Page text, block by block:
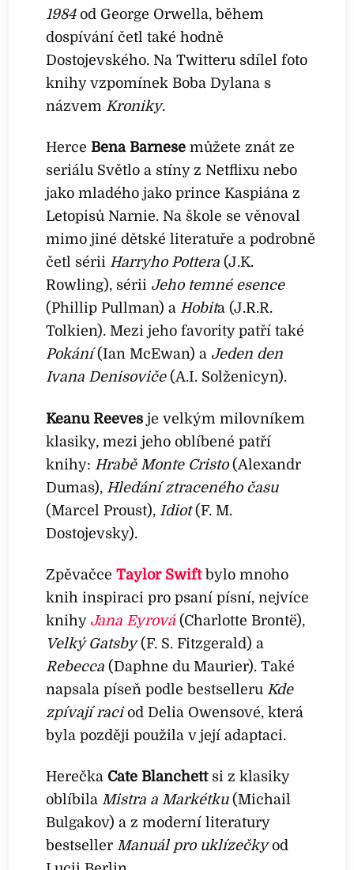
1984od George Orwella, během
dospívání četl také hodně
Dostojevského. Na Twitteru sdílel foto
knihy vzpomínek Boba Dylana s
názvem Kroniky.
HerceBena Barnese můžete znát ze
seriálu Světlo a stíny z Netflixu nebo
jako mladého jako prince Kaspiána z
Letopisů Narnie. Na škole se věnoval
mimo jiné dětské literatuře a podrobně
četl sérii Harryho Pottera (J.K.
Rowling), sérii Jeho temné esence
(Phillip Pullman) a Hobita (J.R.R.
Tolkien). Mezi jeho favority patří také
Pokání(Ian McEwan) a Jeden den
Ivana Denisoviče(A.I. Solženicyn).
Keanu Reeves je velkým milovníkem
klasiky, mezi jeho oblíbené patří
knihy: Hrabě Monte Cristo(Alexandr
Dumas), Hledání ztraceného času
(Marcel Proust), Idiot(F. M.
Dostojevsky).
ZpěvačceTaylor Swiftbylo mnoho
knih inspiraci pro psaní písní, nejvíce
knihy Jana Eyrová(Charlotte Brontë),
Velký Gatsby(F. S. Fitzgerald) a
Rebecca (Daphne du Maurier). Také
napsala píseň podle bestselleru Kde
zpívají raciod Delia Owensové, která
byla později použila v její adaptaci.
Herečka Cate Blanchettsi z klasiky
oblíbila Mistra a Markétku(Michail
Bulgakov) a z moderní literatury
bestseller Manuál pro uklízečkyod